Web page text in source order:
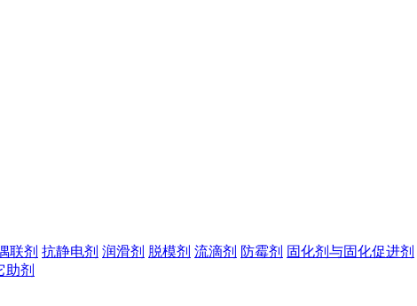
联剂 抗静电剂 润滑剂 脱模剂 流滴剂 防霉剂 固化剂与固化促进剂
助剂